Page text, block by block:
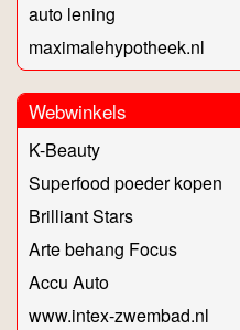
auto lening
maximalehypotheek.nl
Webwinkels
K-Beauty
Superfood poeder kopen
Brilliant Stars
Arte behang Focus
Accu Auto
www.intex-zwembad.nl